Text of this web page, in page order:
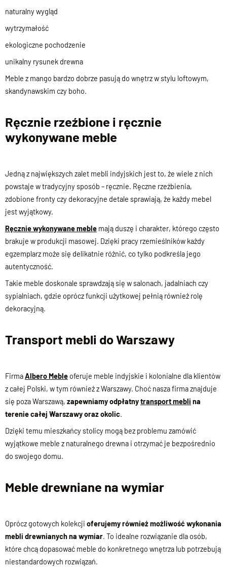
naturalny wygląd
wytrzymałość
ekologiczne pochodzenie
unikalny rysunek drewna
Meble z mango bardzo dobrze pasują do wnętrz w stylu loftowym,
skandynawskim czy boho.
Ręcznie rzeźbione i ręcznie
wykonywane meble
Jedną z największych zalet mebli indyjskich jest to, że wiele z nich
powstaje w tradycyjny sposób – ręcznie. Ręczne rzeźbienia,
zdobione fronty czy dekoracyjne detale sprawiają, że każdy mebel
jest wyjątkowy.
Ręcznie wykonywane meble mają duszę i charakter, którego często
brakuje w produkcji masowej. Dzięki pracy rzemieślników każdy
egzemplarz może się delikatnie różnić, co tylko podkreśla jego
autentyczność.
Takie meble doskonale sprawdzają się w salonach, jadalniach czy
sypialniach, gdzie oprócz funkcji użytkowej pełnią również rolę
dekoracyjną.
Transport mebli do Warszawy
FirmaAlbero Meble oferuje meble indyjskie i kolonialne dla klientów
z całej Polski, w tym również z Warszawy. Choć nasza firma znajduje
się poza Warszawą, zapewniamy odpłatnytransport mebli na
terenie całej Warszawy oraz okolic.
Dzięki temu mieszkańcy stolicy mogą bez problemu zamówić
wyjątkowe meble z naturalnego drewna i otrzymać je bezpośrednio
do swojego domu.
Meble drewniane na wymiar
Oprócz gotowych kolekcji oferujemy również możliwość wykonania
mebli drewnianych na wymiar. To idealne rozwiązanie dla osób,
które chcą dopasować meble do konkretnego wnętrza lub potrzebują
niestandardowych rozwiązań.